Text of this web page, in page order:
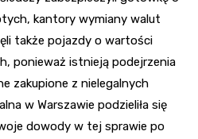
kantory wymiany walut
także pojazdy o wartości
ponieważ istnieją podejrzenia
zakupione z nielegalnych
w Warszawie podzieliła się
dowody w tej sprawie po